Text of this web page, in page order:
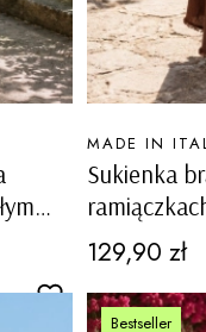
Sukienka
cekinami
PRODUCENT
MADE IN
Cena
129,90 zł
Bestseller